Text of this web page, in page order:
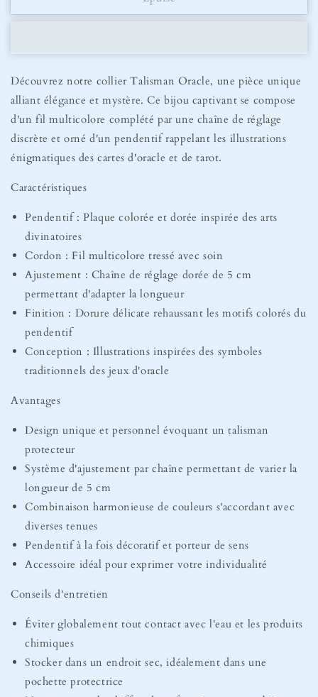
Collier
Collier
Découvrez notre collier Talisman Oracle, une pièce unique
alliant élégance et mystère. Ce bijou captivant se compose
d'un fil multicolore complété par une chaîne de réglage
discrète et orné d'un pendentif rappelant les illustrations
énigmatiques des cartes d'oracle et de tarot.
Caractéristiques
Pendentif : Plaque colorée et dorée inspirée des arts
divinatoires
Cordon : Fil multicolore tressé avec soin
Ajustement : Chaîne de réglage dorée de 5 cm
permettant d'adapter la longueur
Finition : Dorure délicate rehaussant les motifs colorés du
pendentif
Conception : Illustrations inspirées des symboles
traditionnels des jeux d'oracle
Avantages
Design unique et personnel évoquant un talisman
protecteur
Système d'ajustement par chaîne permettant de varier la
longueur de 5 cm
Combinaison harmonieuse de couleurs s'accordant avec
diverses tenues
Pendentif à la fois décoratif et porteur de sens
Accessoire idéal pour exprimer votre individualité
Conseils d'entretien
Éviter globalement tout contact avec l'eau et les produits
chimiques
Stocker dans un endroit sec, idéalement dans une
pochette protectrice